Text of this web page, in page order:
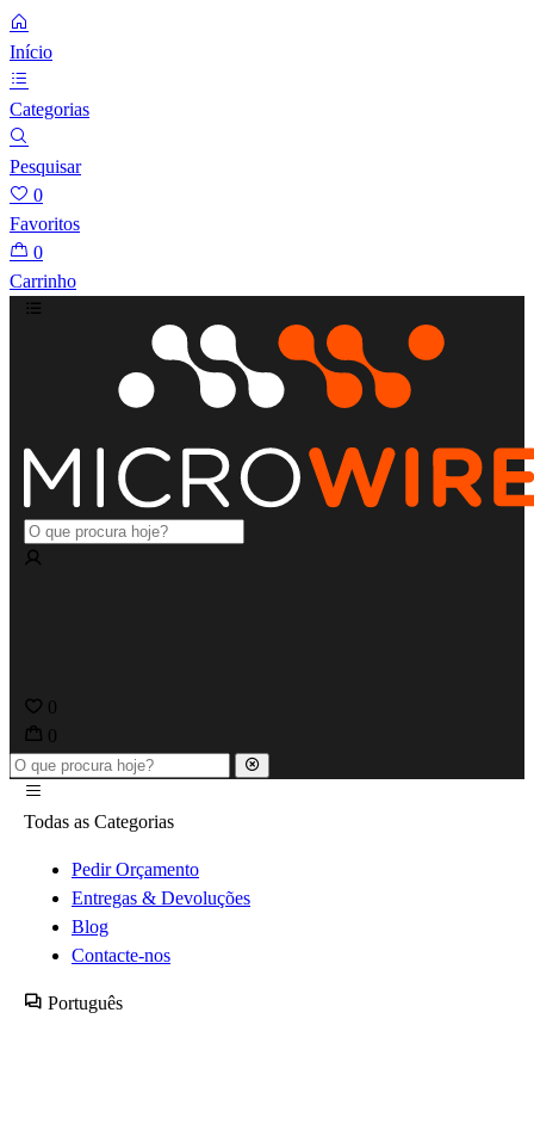
Início
Categorias
Pesquisar
0
Favoritos
0
Carrinho
0
0
Todas as Categorias
Pedir Orçamento
Entregas & Devoluções
Blog
Contacte-nos
Português